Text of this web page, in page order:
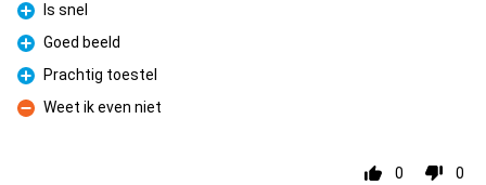
Pro
Is snel
Pro
Goed beeld
Pro
Prachtig toestel
Con
Weet ik even niet
0 0